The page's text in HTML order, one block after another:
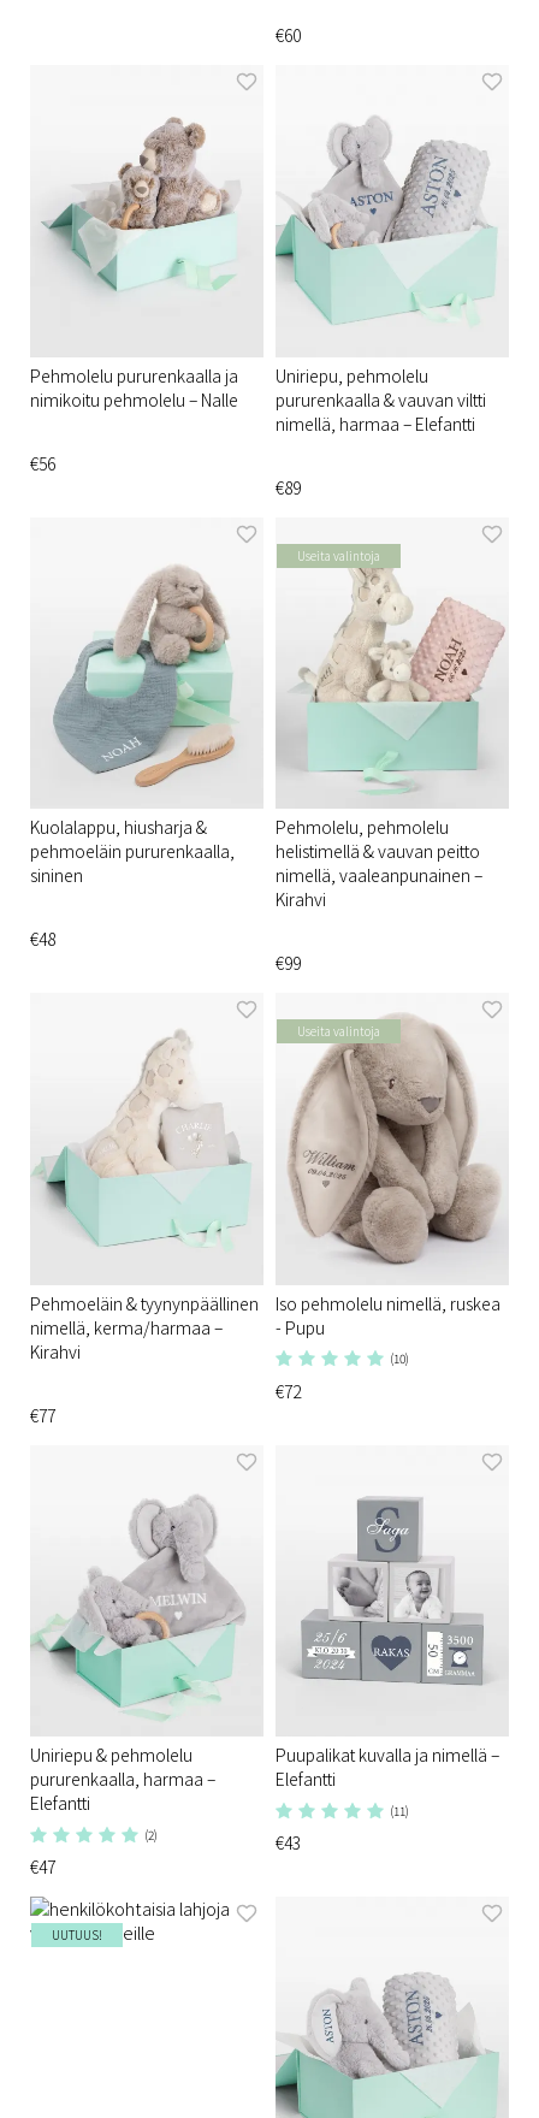
€60
Pehmolelu pururenkaalla ja
nimikoitu pehmolelu – Nalle
€56
Uniriepu, pehmolelu
pururenkaalla & vauvan viltti
nimellä, harmaa – Elefantti
€89
Kuolalappu, hiusharja &
pehmoeläin pururenkaalla,
sininen
€48
Useita valintoja
Pehmolelu, pehmolelu
helistimellä & vauvan peitto
nimellä, vaaleanpunainen –
Kirahvi
€99
Pehmoeläin & tyynynpäällinen
nimellä, kerma/harmaa –
Kirahvi
€77
Useita valintoja
Iso pehmolelu nimellä, ruskea
- Pupu
(10)
€72
Uniriepu & pehmolelu
pururenkaalla, harmaa –
Elefantti
(2)
€47
Puupalikat kuvalla ja nimellä –
Elefantti
(11)
€43
UUTUUS!